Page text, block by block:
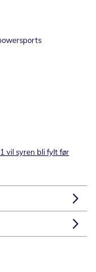
vil syren bli fylt før